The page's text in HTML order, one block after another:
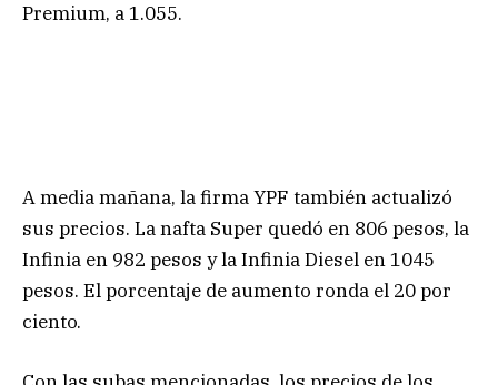
Premium, a 1.055.
A media mañana, la firma YPF también actualizó
sus precios. La nafta Super quedó en 806 pesos, la
Infinia en 982 pesos y la Infinia Diesel en 1045
pesos. El porcentaje de aumento ronda el 20 por
ciento.